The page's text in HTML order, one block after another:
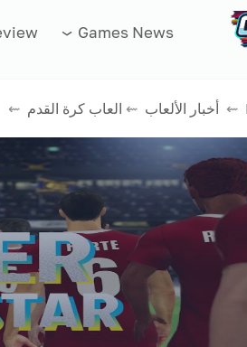
Games News
⇜ أخبار الألعاب ⇜ العاب كرة القدم ⇜